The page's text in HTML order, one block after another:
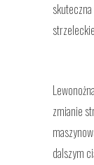
zmianie
dalszym